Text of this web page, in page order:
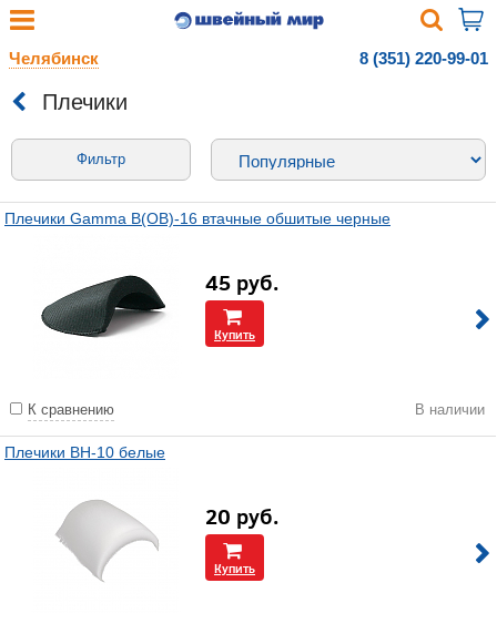
Челябинск 8 (351) 220-99-01
Плечики
Фильтр
Плечики Gamma В(ОВ)-16 втачные обшитые черные
45 руб.
Купить
К сравнению В наличии
Плечики BH-10 белые
20 руб.
Купить